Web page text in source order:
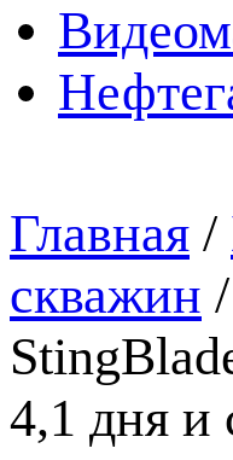
Главная /
скважин /
4,1 дня